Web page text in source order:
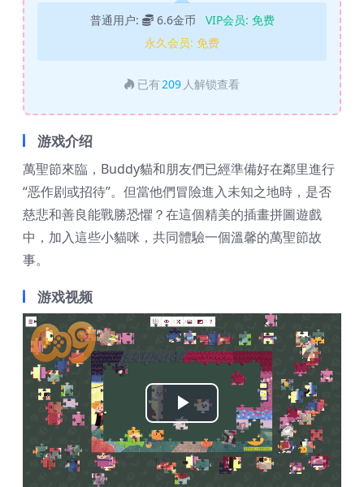
普通用户: 6.6金币 VIP会员: 免费
永久会员: 免费
已有209 人解锁查看
游戏介绍
萬聖節來臨，Buddy貓和朋友們已經準備好在鄰里進行
“恶作剧或招待”。但當他們冒險進入未知之地時，是否
慈悲和善良能戰勝恐懼？在這個精美的插畫拼圖遊戲
中，加入這些小貓咪，共同體驗一個溫馨的萬聖節故
事。
游戏视频
Play
Video